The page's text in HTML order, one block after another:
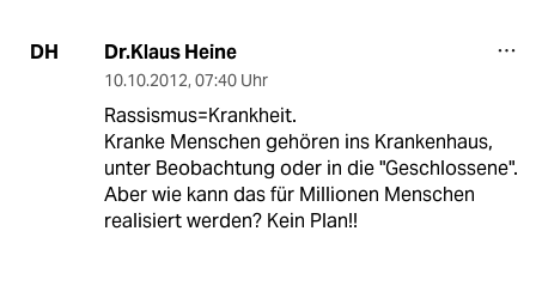
DH Dr.Klaus Heine
10.10.2012, 07:40 Uhr
Rassismus=Krankheit.
Kranke Menschen gehören ins Krankenhaus,
unter Beobachtung oder in die "Geschlossene".
Aber wie kann das für Millionen Menschen
realisiert werden? Kein Plan!!